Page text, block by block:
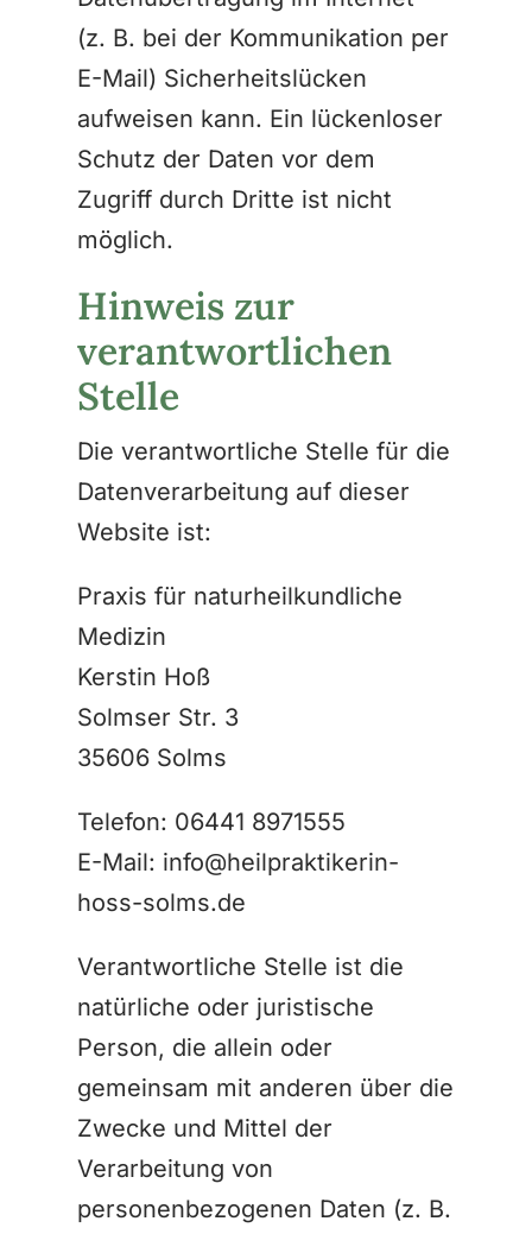
(z. B. bei der Kommunikation per
E-Mail) Sicherheitslücken
aufweisen kann. Ein lückenloser
Schutz der Daten vor dem
Zugriff durch Dritte ist nicht
möglich.
Hinweis zur
verantwortlichen
Stelle
Die verantwortliche Stelle für die
Datenverarbeitung auf dieser
Website ist:
Praxis für naturheilkundliche
Medizin
Kerstin Hoß
Solmser Str. 3
35606 Solms
Telefon: 06441 8971555
E-Mail: info@heilpraktikerin-
hoss-solms.de
Verantwortliche Stelle ist die
natürliche oder juristische
Person, die allein oder
gemeinsam mit anderen über die
Zwecke und Mittel der
Verarbeitung von
personenbezogenen Daten (z. B.